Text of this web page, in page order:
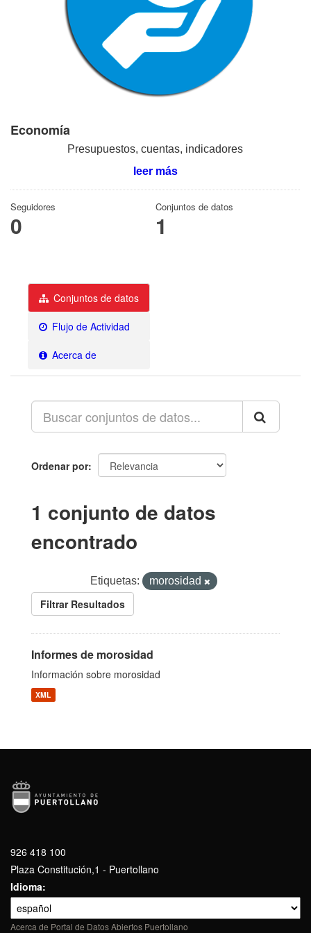
Economía
Presupuestos, cuentas, indicadores
leer más
Seguidores
0
Conjuntos de datos
1
Conjuntos de datos
Flujo de Actividad
Acerca de
Ordenar por
1 conjunto de datos
encontrado
Etiquetas: morosidad
Filtrar Resultados
Informes de morosidad
Información sobre morosidad
XML
926 418 100
Plaza Constitución,1 - Puertollano
Idioma
Acerca de Portal de Datos Abiertos Puertollano